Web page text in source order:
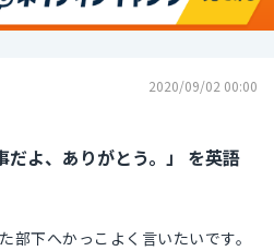
2020/09/02 00:00
だよ、ありがとう。」 を英語
部下へかっこよく言いたいです。